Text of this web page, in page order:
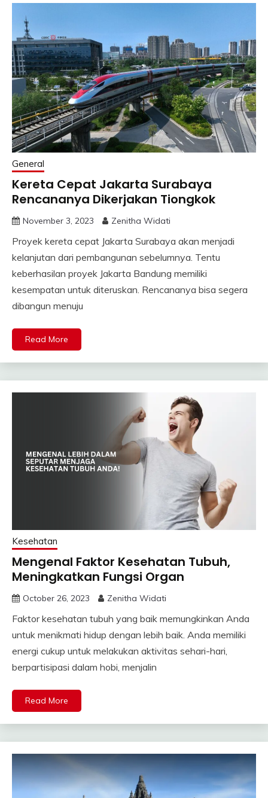
General
Kereta Cepat Jakarta Surabaya
Rencananya Dikerjakan Tiongkok
November 3, 2023 Zenitha Widati
Proyek kereta cepat Jakarta Surabaya akan menjadi
kelanjutan dari pembangunan sebelumnya. Tentu
keberhasilan proyek Jakarta Bandung memiliki
kesempatan untuk diteruskan. Rencananya bisa segera
dibangun menuju
Read More
Kesehatan
Mengenal Faktor Kesehatan Tubuh,
Meningkatkan Fungsi Organ
October 26, 2023 Zenitha Widati
Faktor kesehatan tubuh yang baik memungkinkan Anda
untuk menikmati hidup dengan lebih baik. Anda memiliki
energi cukup untuk melakukan aktivitas sehari-hari,
berpartisipasi dalam hobi, menjalin
Read More